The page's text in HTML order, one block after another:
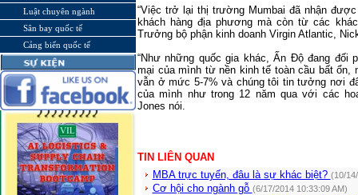
Luật chuyên ngành
Sân bay quốc tế
Cảng biển quốc tế
“Việc trở lại thị trường Mumbai đã nhận
khách hàng địa phương mà còn từ các
Trưởng bộ phận kinh doanh Virgin Atlantic,
“Như những quốc gia khác, Ấn Độ đang đối
mại của mình từ nền kinh tế toàn cầu bất
vẫn ở mức 5-7% và chúng tôi tin tưởng nơi
của mình như trong 12 năm qua với các
Jones nói.
TIN LIÊN QUAN
MBA trực tuyến, đâu là sự khác biệt? (10/
Cơ hội cho ngành gỗ (6/17/2014 10:33:09 AM)